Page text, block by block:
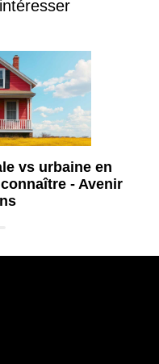
vs urbaine en
- Avenir